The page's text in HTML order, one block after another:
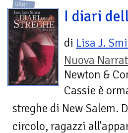
LIBRI
I diari
di Lisa J.
Nuova
Newton &
Cassie è
streghe di New Salem.
circolo, ragazzi